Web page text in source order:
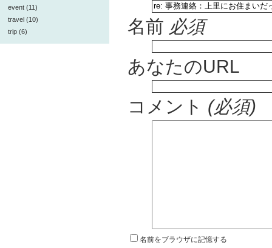
event (11)
travel (10)
trip (6)
名前 必須
あなたのURL
コメント (必須)
名前をブラウザに記憶する